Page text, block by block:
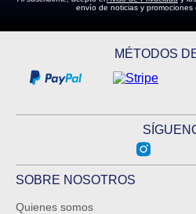
envío de noticias y promociones
MÉTODOS
SOBRE NOSOTROS
Quienes somos